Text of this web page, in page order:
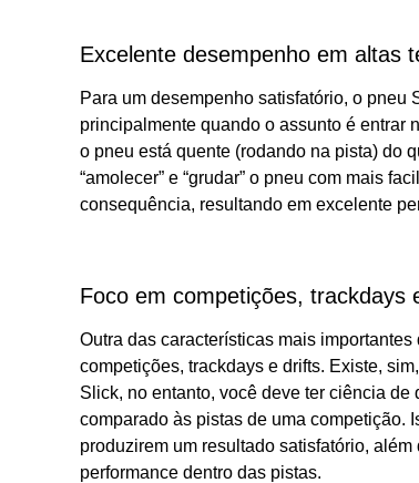
Excelente desempenho em altas
Para um desempenho satisfatório, o pneu
principalmente quando o assunto é entrar
o pneu está quente (rodando na pista) do
“amolecer” e “grudar” o pneu com mais
consequência, resultando em excelente
Foco em competições, trackdays
Outra das características mais
competições, trackdays e drifts. Existe,
Slick, no entanto, você deve ter ciência
comparado às pistas de uma competição.
produzirem um resultado satisfatório,
performance dentro das pistas.